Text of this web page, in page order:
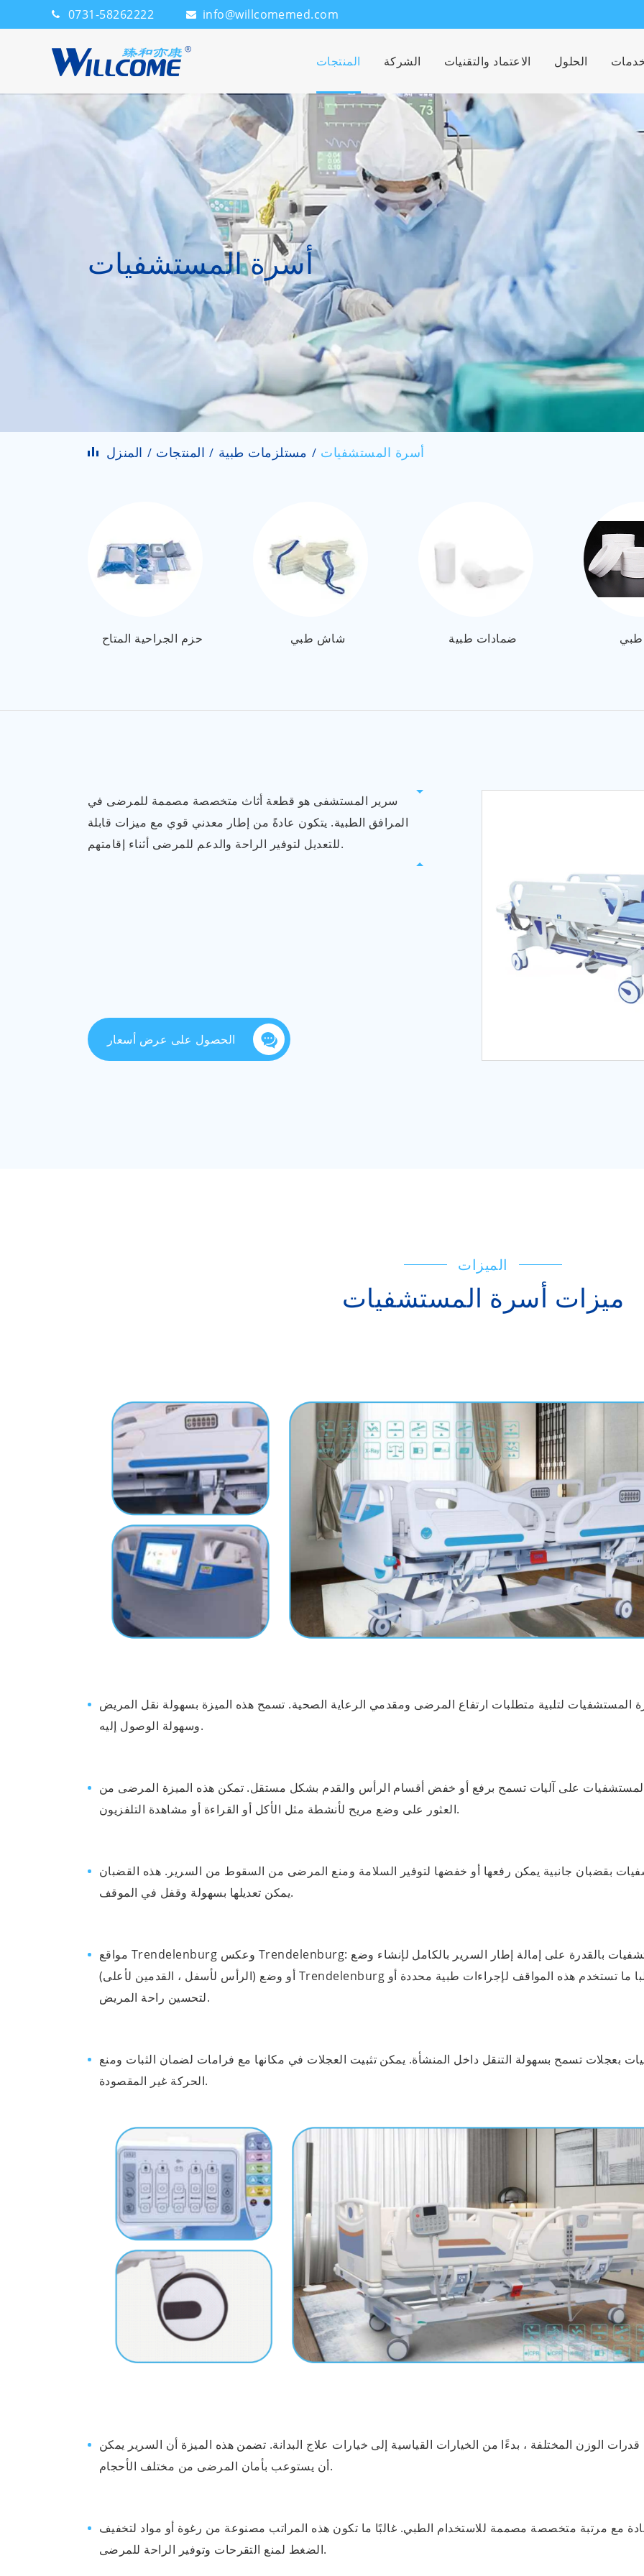
0731-58262222 info@willcomemed.com
المنتجات الشركة الاعتماد والتقنيات الحلول
أسرة المستشفيات
المنزل المنتجات مستلزمات طبية أسرة المستشفيات
حزم الجراحية المتاح شاش طبي ضمادات طبية
سرير المستشفى هو قطعة أثاث متخصصة مصممة للمرضى في
المرافق الطبية. يتكون عادةً من إطار معدني قوي مع ميزات قابلة
للتعديل لتوفير الراحة والدعم للمرضى أثناء إقامتهم.
الميزات
ميزات أسرة المستشفيات
المستشفيات لتلبية متطلبات ارتفاع المرضى ومقدمي الرعاية الصحية. تسمح هذه الميزة بسهولة نقل المريض
وسهولة الوصول إليه.
المستشفيات على آليات تسمح برفع أو خفض أقسام الرأس والقدم بشكل مستقل. تمكن هذه الميزة المرضى من
العثور على وضع مريح لأنشطة مثل الأكل أو القراءة أو مشاهدة التلفزيون.
بقضبان جانبية يمكن رفعها أو خفضها لتوفير السلامة ومنع المرضى من السقوط من السرير. هذه القضبان
يمكن تعديلها بسهولة وقفل في الموقف.
مواقع Trendelenburg وعكس Trendelenburg: تتمتع بعض أسرة المستشفيات بالقدرة على إمالة إطار السرير بالكامل لإنشاء وضع Trendelenburg
(الرأس لأسفل ، القدمين لأعلى) أو وضع Trendelenburg العكسي (الرأس لأعلى ، أقدام أسفل). وغالبا ما تستخدم هذه المواقف لإجراءات طبية محددة أو
لتحسين راحة المريض.
بعجلات تسمح بسهولة التنقل داخل المنشأة. يمكن تثبيت العجلات في مكانها مع فرامات لضمان الثبات ومنع
الحركة غير المقصودة.
الوزن المختلفة ، بدءًا من الخيارات القياسية إلى خيارات علاج البدانة. تضمن هذه الميزة أن السرير يمكن
أن يستوعب بأمان المرضى من مختلف الأحجام.
مع مرتبة متخصصة مصممة للاستخدام الطبي. غالبًا ما تكون هذه المراتب مصنوعة من رغوة أو مواد لتخفيف
الضغط لمنع التقرحات وتوفير الراحة للمرضى.